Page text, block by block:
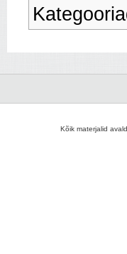
Kõik materjalid